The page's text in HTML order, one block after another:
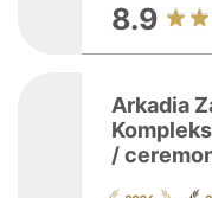
8.9
Arkadia
/